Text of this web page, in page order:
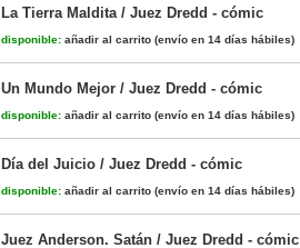
La Tierra Maldita / Juez Dredd - cómic
disponible: añadir al carrito (envío en 14 días hábiles)
Un Mundo Mejor / Juez Dredd - cómic
disponible: añadir al carrito (envío en 14 días hábiles)
Día del Juicio / Juez Dredd - cómic
disponible: añadir al carrito (envío en 14 días hábiles)
Juez Anderson. Satán / Juez Dredd - cómic